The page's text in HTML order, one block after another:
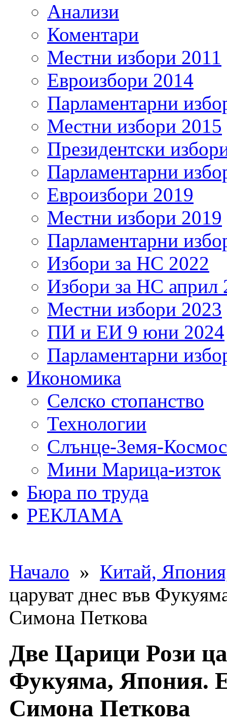
Анализи
Коментари
Местни избори 2011
Евроизбори 2014
Парламентарни
Местни избори 2015
Президентски
Парламентарни
Евроизбори 2019
Местни избори 2019
Парламентарни
Избори за НС 2022
Избори за НС април
Местни избори 2023
ПИ и ЕИ 9 юни 2024
Парламентарни
Икономика
Селско стопанство
Технологии
Слънце-Земя-Космос
Мини Марица-изток
Бюра по труда
РЕКЛАМА
Начало » Китай,
царуват днес във
Симона Петкова
Две Царици Рози
Фукуяма, Япония.
Симона Петкова